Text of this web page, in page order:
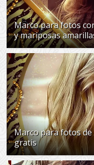
Marco para fotos
y mariposas
Marco para fotos
gratis